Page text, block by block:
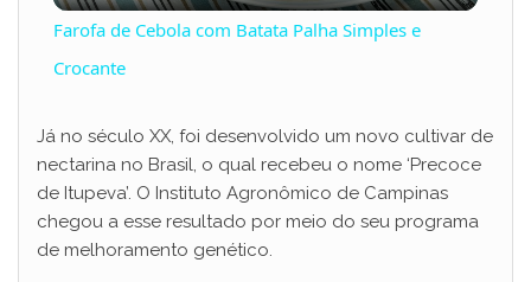
y
V
Farofa de Cebola com Batata Palha Simples e
Crocante
Já no século XX, foi desenvolvido um novo cultivar de
nectarina no Brasil, o qual recebeu o nome ‘Precoce
de Itupeva’. O Instituto Agronômico de Campinas
chegou a esse resultado por meio do seu programa
de melhoramento genético.